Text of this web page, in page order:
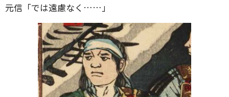
元信「では遠慮なく……」